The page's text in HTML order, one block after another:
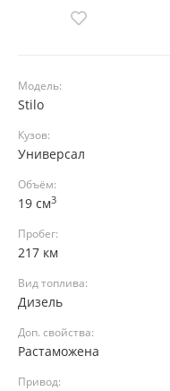
Модель:
Stilo
Кузов:
Универсал
Объём:
19 см3
Пробег:
217 км
Вид топлива:
Дизель
Доп. свойства:
Растаможена
Привод: